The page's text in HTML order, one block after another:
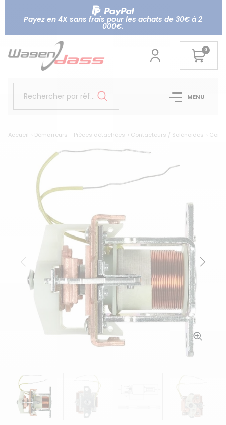
Payez en 4X sans frais pour les achats de 30€ à 2
000€.
0
Rechercher par référence... MENU
Accueil Démarreurs - Pièces détachées Contacteurs / Solénoïdes
Précédent